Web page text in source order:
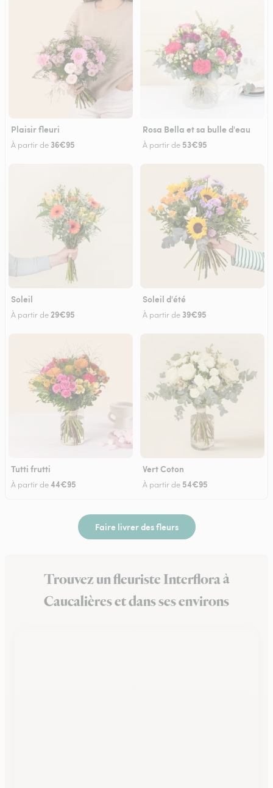
Plaisir fleuri
À partir de 36€95
Rosa Bella et sa bulle d'eau
À partir de 53€95
Soleil
À partir de29€95
Soleil d'été
À partir de 39€95
Tutti frutti
À partir de44€95
Vert Coton
À partir de 54€95
Faire livrer des fleurs
Trouvez un fleuriste Interflora à
Caucalières et dans ses environs